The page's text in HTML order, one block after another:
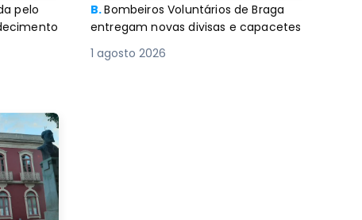
pelo
B.Bombeiros Voluntários de Braga
entregam novas divisas e capacetes
1 agosto 2026